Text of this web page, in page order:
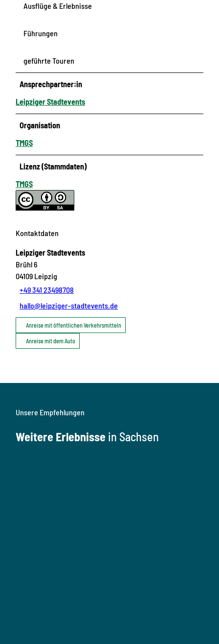
Ausflüge & Erlebnisse
Führungen
geführte Touren
Ansprechpartner:in
Leipziger Stadtevents
Organisation
TMGS
Lizenz (Stammdaten)
TMGS
Kontaktdaten
Leipziger Stadtevents
Brühl 6
04109 Leipzig
+49 341 23498708
hallo@leipziger-stadtevents.de
Anreise mit öffentlichen Verkehrsmitteln
Anreise mit dem Auto
Unsere Empfehlungen
Weitere Erlebnisse in Sachsen